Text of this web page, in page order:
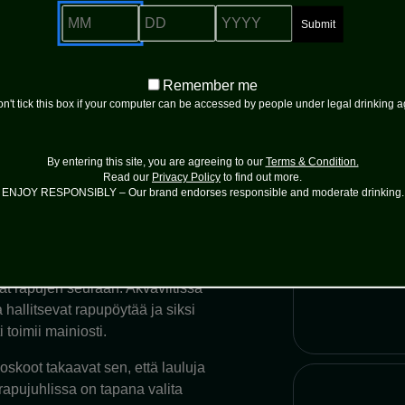
tunnelman.
maljana illan aluksi.
rapujen seuraan. Akvaviitissa
hallitsevat rapupöytää ja siksi
toimii mainiosti.
takaavat sen, että lauluja
on tapana valita
MM DD YYYY
Remember
me
Remember me
tick this box if your computer can be accessed by people under legal drinking
By entering this site, you are agreeing to our Terms & Condition.
Read our Privacy Policy to find out more.
ENJOY RESPONSIBLY – Our brand endorses responsible and moderate drinking.